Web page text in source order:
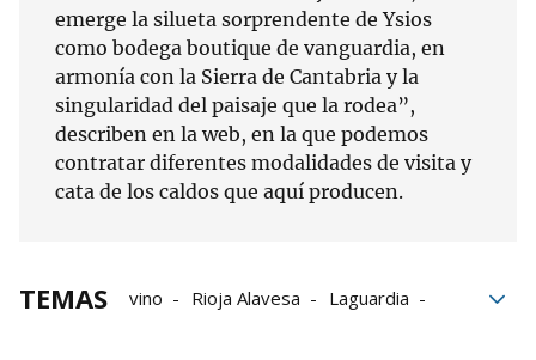
emerge la silueta sorprendente de Ysios
como bodega boutique de vanguardia, en
armonía con la Sierra de Cantabria y la
singularidad del paisaje que la rodea”,
describen en la web, en la que podemos
contratar diferentes modalidades de visita y
cata de los caldos que aquí producen.
TEMAS vino Rioja Alavesa
Laguardia